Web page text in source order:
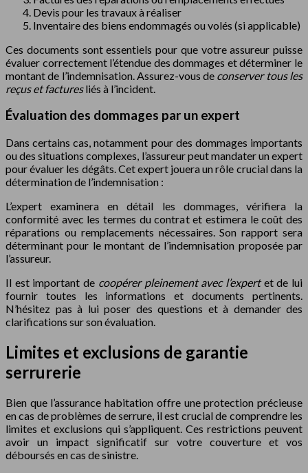
Devis pour les travaux à réaliser
Inventaire des biens endommagés ou volés (si applicable)
Ces documents sont essentiels pour que votre assureur puisse
évaluer correctement l’étendue des dommages et déterminer le
montant de l’indemnisation. Assurez-vous de conserver tous les
reçus et facturesliés à l’incident.
Évaluation des dommages par un expert
Dans certains cas, notamment pour des dommages importants
ou des situations complexes, l’assureur peut mandater un expert
pour évaluer les dégâts. Cet expert jouera un rôle crucial dans la
détermination de l’indemnisation :
L’expert examinera en détail les dommages, vérifiera la
conformité avec les termes du contrat et estimera le coût des
réparations ou remplacements nécessaires. Son rapport sera
déterminant pour le montant de l’indemnisation proposée par
l’assureur.
Il est important de coopérer pleinement avec l’expertet de lui
fournir toutes les informations et documents pertinents.
N’hésitez pas à lui poser des questions et à demander des
clarifications sur son évaluation.
Limites et exclusions de garantie
serrurerie
Bien que l’assurance habitation offre une protection précieuse
en cas de problèmes de serrure, il est crucial de comprendre les
limites et exclusions qui s’appliquent. Ces restrictions peuvent
avoir un impact significatif sur votre couverture et vos
déboursés en cas de sinistre.